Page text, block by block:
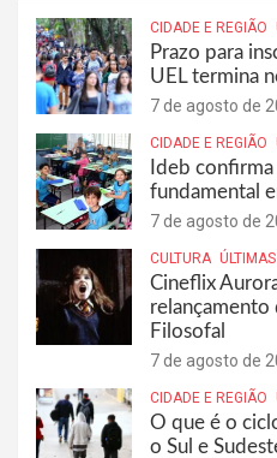
CIDADE E REGIÃO
Prazo para
UEL termina
7 de agosto de
CIDADE E REGIÃO
Ideb
fundamental
7 de agosto de
CULTURA
Cineflix
relançamento
Filosofal
7 de agosto de
CIDADE E REGIÃO
O que é o
o Sul e